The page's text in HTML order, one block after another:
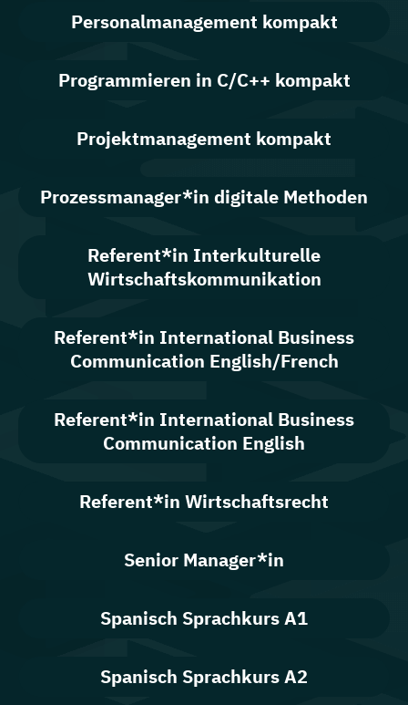
Personalmanagement kompakt
Programmieren in C/C++ kompakt
Projektmanagement kompakt
Prozessmanager*in digitale Methoden
Referent*in Interkulturelle
Wirtschaftskommunikation
Referent*in International Business
Communication English/French
Referent*in International Business
Communication English
Referent*in Wirtschaftsrecht
Senior Manager*in
Spanisch Sprachkurs A1
Spanisch Sprachkurs A2